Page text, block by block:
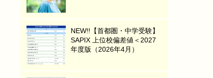
NEW!!【首都圏・中学受験】
SAPIX 上位校偏差値＜2027
年度版（2026年4月）